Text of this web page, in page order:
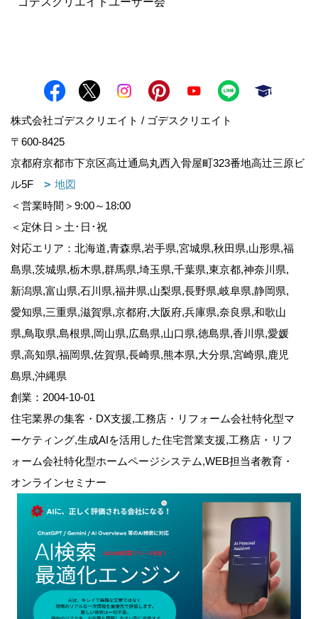
株式会社ゴデスクリエイト / ゴデスクリエイト
〒600-8425
京都府京都市下京区高辻通烏丸西入骨屋町323番地高辻三原ビ
ル5F
地図
＜営業時間＞9:00～18:00
＜定休日＞土･日･祝
対応エリア：北海道,青森県,岩手県,宮城県,秋田県,山形県,福
島県,茨城県,栃木県,群馬県,埼玉県,千葉県,東京都,神奈川県,
新潟県,富山県,石川県,福井県,山梨県,長野県,岐阜県,静岡県,
愛知県,三重県,滋賀県,京都府,大阪府,兵庫県,奈良県,和歌山
県,鳥取県,島根県,岡山県,広島県,山口県,徳島県,香川県,愛媛
県,高知県,福岡県,佐賀県,長崎県,熊本県,大分県,宮崎県,鹿児
島県,沖縄県
創業：2004-10-01
住宅業界の集客・DX支援,工務店・リフォーム会社特化型マ
ーケティング,生成AIを活用した住宅営業支援,工務店・リフ
ォーム会社特化型ホームページシステム,WEB担当者教育・
オンラインセミナー